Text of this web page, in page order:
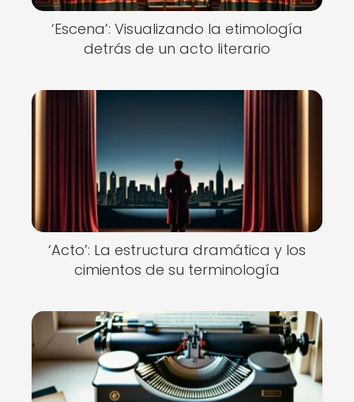
‘Escena’: Visualizando la etimología
detrás de un acto literario
‘Acto’: La estructura dramática y los
cimientos de su terminología